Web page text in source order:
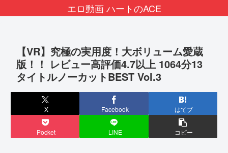
エロ動画 ハートのACE
【VR】究極の実用度！大ボリューム愛蔵
版！！ レビュー高評価4.7以上 1064分13
タイトルノーカットBEST Vol.3
X Facebook はてブ
Pocket LINE コピー